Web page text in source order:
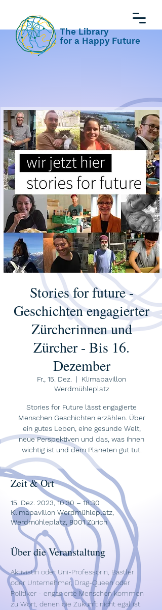
The Library
for a Happy Future
Stories for future -
Geschichten engagierter
Zürcherinnen und
Zürcher - Bis 16.
Dezember
Fr., 15. Dez.
  |
Klimapavillon
Werdmühleplatz
Stories for Future lässt engagierte
Menschen Geschichten erzählen. Über
ein gutes Leben, eine gesunde Welt,
neue Perspektiven und das, was ihnen
wichtig ist und dem Planeten gut tut.
Zeit & Ort
15. Dez. 2023, 10:30 – 18:30
Klimapavillon Werdmühleplatz,
Werdmühleplatz, 8001 Zürich
Über die Veranstaltung
Aktivistin oder Uni-Professorin, Bastler
oder Unternehmer, Drag-Queen oder
Politiker - engagierte Menschen kommen
zu Wort, denen die Zukunft nicht egal ist.